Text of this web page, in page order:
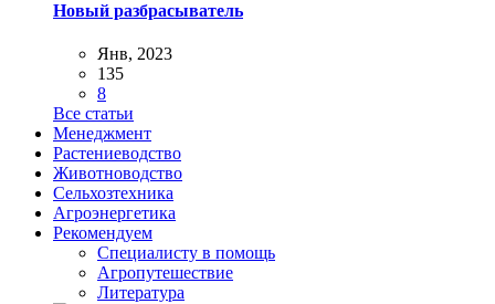
Новый разбрасыватель
Янв, 2023
135
8
Все статьи
Менеджмент
Растениеводство
Животноводство
Сельхозтехника
Агроэнергетика
Рекомендуем
Специалисту в помощь
Агропутешествие
Литература